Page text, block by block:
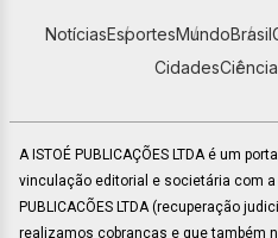
NotíciasEsportesMundoBrasil
CidadesCiência
A ISTOÉ PUBLICAÇÕES LTDA é um
vinculação editorial e societária com a
PUBLICACÕES LTDA (recuperação
realizamos cobranças e que também